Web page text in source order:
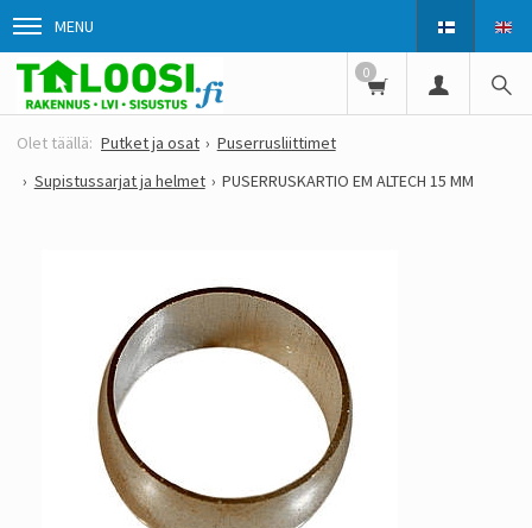
MENU
0
Putket ja osat
Puserrusliittimet
Supistussarjat ja helmet
PUSERRUSKARTIO EM ALTECH 15 MM